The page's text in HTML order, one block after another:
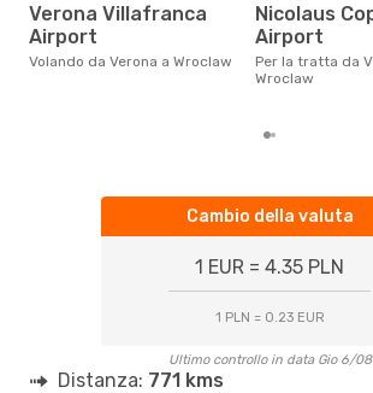
Verona Villafranca
Airport
Volando da Verona a Wroclaw
Nicolaus Copernicus
Airport
Per la tratta da Verona a
Wroclaw
Cambio della valuta
1 EUR = 4.35 PLN
1 PLN = 0.23 EUR
Ultimo controllo in data Gio 6/08
Distanza: 771 kms